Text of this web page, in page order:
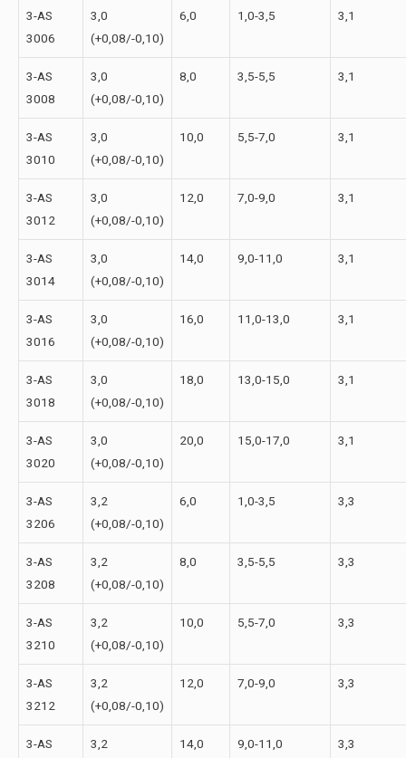
3-АS
3006
3,0
(+0,08/-0,10)
6,0 1,0-3,5 3,1
3-АS
3008
3,0
(+0,08/-0,10)
8,0 3,5-5,5 3,1
3-АS
3010
3,0
(+0,08/-0,10)
10,0 5,5-7,0 3,1
3-АS
3012
3,0
(+0,08/-0,10)
12,0 7,0-9,0 3,1
3-АS
3014
3,0
(+0,08/-0,10)
14,0 9,0-11,0 3,1
3-АS
3016
3,0
(+0,08/-0,10)
16,0 11,0-13,0 3,1
3-АS
3018
3,0
(+0,08/-0,10)
18,0 13,0-15,0 3,1
3-АS
3020
3,0
(+0,08/-0,10)
20,0 15,0-17,0 3,1
3-АS
3206
3,2
(+0,08/-0,10)
6,0 1,0-3,5 3,3
3-АS
3208
3,2
(+0,08/-0,10)
8,0 3,5-5,5 3,3
3-АS
3210
3,2
(+0,08/-0,10)
10,0 5,5-7,0 3,3
3-АS
3212
3,2
(+0,08/-0,10)
12,0 7,0-9,0 3,3
3-АS
3,2
14,0 9,0-11,0 3,3